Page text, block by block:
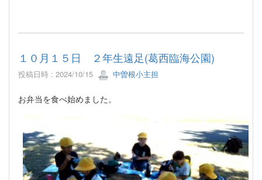
１０月１５日 ２年生遠足(葛西臨海公園)
投稿日時 : 2024/10/15 中曽根小主担
お弁当を食べ始めました。